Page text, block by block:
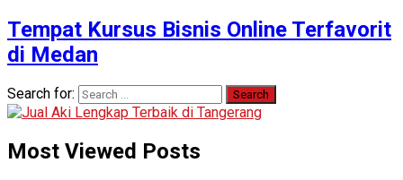
Tempat Kursus Bisnis Online Terfavorit
di Medan
Search for:
Most Viewed Posts